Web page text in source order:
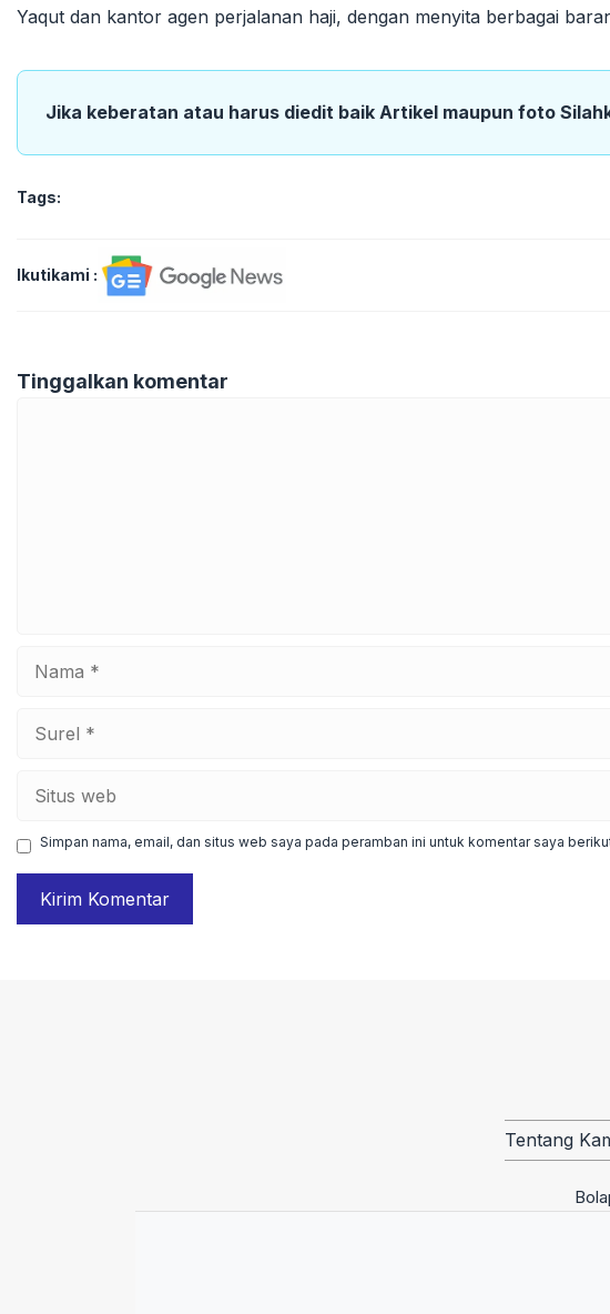
Yaqut dan kantor agen perjalanan haji, dengan menyita berbagai
Jika keberatan atau harus diedit baik Artikel maupun foto
Tags:
Ikutikami :
Tinggalkan komentar
Simpan nama, email, dan situs web saya pada peramban ini untuk komentar saya
Tentang